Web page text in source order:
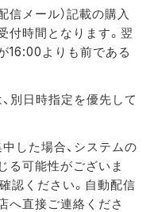
信メール）記載の購入
付時間となります。翌
16:00よりも前である
別日時指定を優先して
した場合、システムの
る可能性がございま
認ください。自動配信
へ直接ご連絡くださ